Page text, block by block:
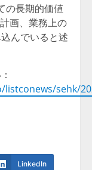
の長期的価値
画、業務上の
んでいると述
sehk/
LinkedIn